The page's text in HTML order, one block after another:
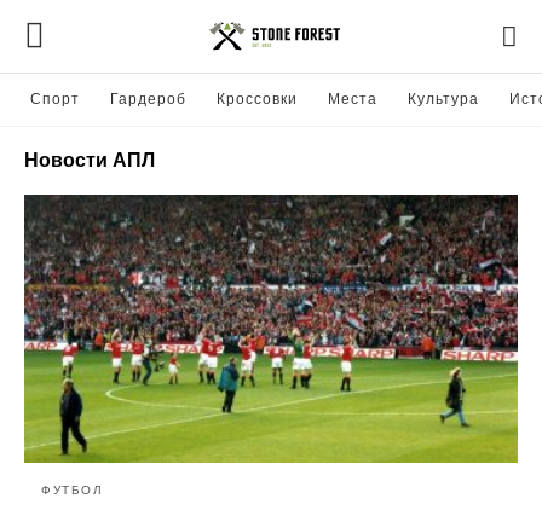
Спорт Гардероб Кроссовки Места Культура
Новости АПЛ
ФУТБОЛ